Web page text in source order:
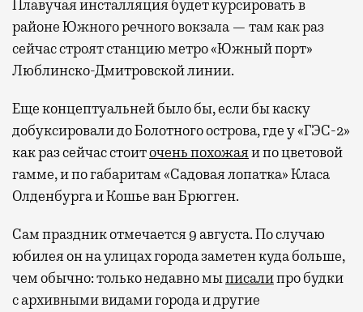
Плавучая инсталляция будет курсировать в
районе Южного речного вокзала — там как раз
сейчас строят станцию метро «Южный порт»
Люблинско-Дмитровской линии.
Еще концептуальней было бы, если бы каску
добуксировали до Болотного острова, где у «ГЭС-2»
как раз сейчас стоиточень похожаяи по цветовой
гамме, и по габаритам «Садовая лопатка» Класа
Олденбурга и Кошье ван Брюгген.
Сам праздник отмечается 9 августа. По случаю
юбилея он на улицах города заметен куда больше,
чем обычно: только недавно мыписалипро будки
с архивными видами города и другие